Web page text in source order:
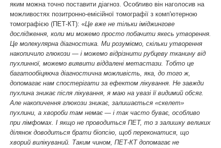
яким можна точно поставити діагноз. Особливо він наголосив на
можливостях позитронно-емісійної томографії з комп'ютерною
томографією (ПЕТ-КТ): «Це вже не тільки іміджингове
дослідження, коли ми можемо просто побачити якесь утворення.
Це молекулярна діагностика. Ми розуміємо, скільки утворення
накопичило глюкози — і можемо відрізнити рубцеву тканину від
пухлинної, можемо виявити віддалені метастази. Тобто це
багатообіцяюча діагностична можливість, яка, до того ж,
допомагає нам спостерігати за ефектом лікування. Не завжди
пухлина зникає після лікування, я маю на увазі її видимий обсяг.
Але накопичення глюкози зникає, залишається «скелет»
пухлини, а хвороби там немає — і так часто буває, особливо
при лімфомах. І якщо не проводиться ПЕТ, то з залишку великих
ділянок доводиться брати біопсію, щоб переконатися, що
хворий вилікуваний. Таким чином, ПЕТ-КТ допомагає не